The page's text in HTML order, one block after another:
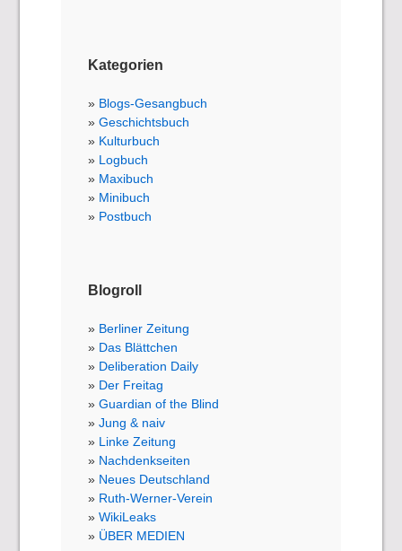
Kategorien
Blogs-Gesangbuch
Geschichtsbuch
Kulturbuch
Logbuch
Maxibuch
Minibuch
Postbuch
Blogroll
Berliner Zeitung
Das Blättchen
Deliberation Daily
Der Freitag
Guardian of the Blind
Jung & naiv
Linke Zeitung
Nachdenkseiten
Neues Deutschland
Ruth-Werner-Verein
WikiLeaks
ÜBER MEDIEN